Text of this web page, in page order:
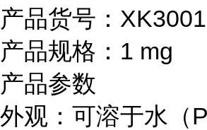
产品货号：XK3001
产品规格：1 mg
产品参数
外观：可溶于水（